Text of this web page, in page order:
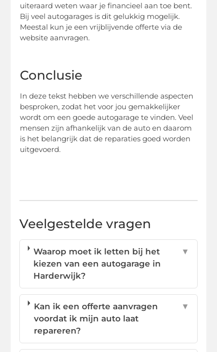
uiteraard weten waar je financieel aan toe bent.
Bij veel autogarages is dit gelukkig mogelijk.
Meestal kun je een vrijblijvende offerte via de
website aanvragen.
Conclusie
In deze tekst hebben we verschillende aspecten
besproken, zodat het voor jou gemakkelijker
wordt om een goede autogarage te vinden. Veel
mensen zijn afhankelijk van de auto en daarom
is het belangrijk dat de reparaties goed worden
uitgevoerd.
Veelgestelde vragen
Waarop moet ik letten bij het
kiezen van een autogarage in
Harderwijk?
▼
Kan ik een offerte aanvragen
voordat ik mijn auto laat
repareren?
▼